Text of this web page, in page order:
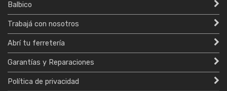
Balbico
Trabajá con nosotros
Abrí tu ferretería
Garantías y Reparaciones
Política de privacidad